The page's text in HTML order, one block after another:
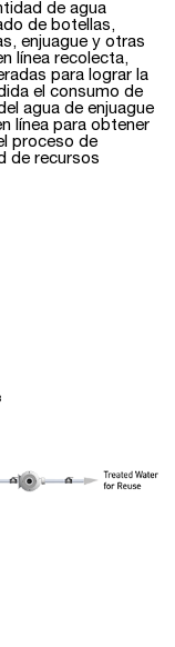
de agua
de botellas,
enjuague y otras
línea recolecta,
para lograr la
el consumo de
agua de enjuague
línea para obtener
proceso de
de recursos